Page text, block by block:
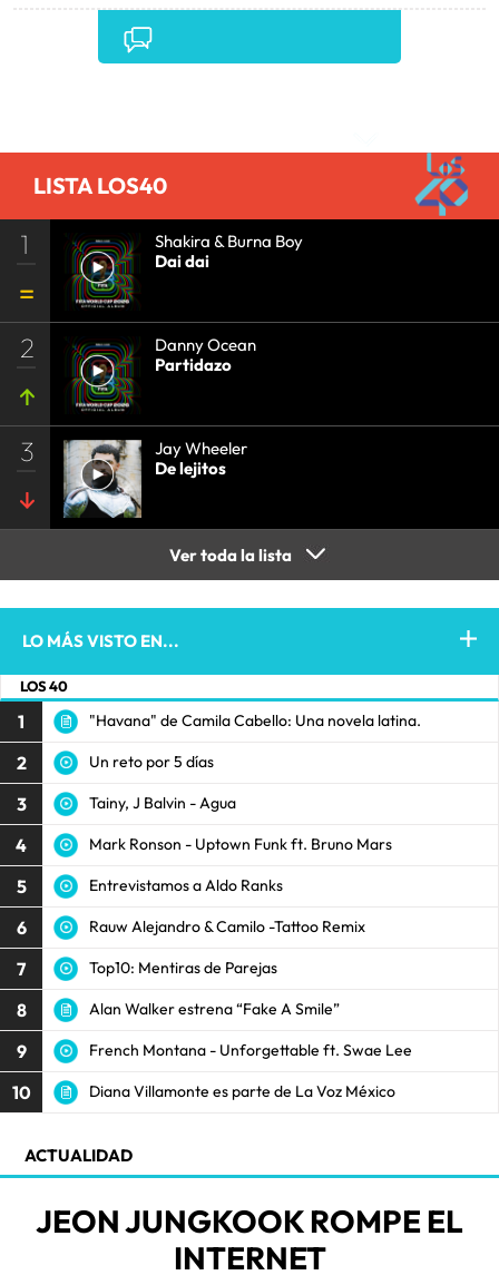
LISTA LOS40
1
Shakira & Burna Boy
Dai dai
2
Danny Ocean
Partidazo
3
Jay Wheeler
De lejitos
Ver toda la lista
LO MÁS VISTO EN...
LOS 40
1 "Havana" de Camila Cabello: Una novela latina.
2 Un reto por 5 días
3 Tainy, J Balvin - Agua
4 Mark Ronson - Uptown Funk ft. Bruno Mars
5 Entrevistamos a Aldo Ranks
6 Rauw Alejandro & Camilo -Tattoo Remix
7 Top10: Mentiras de Parejas
8 Alan Walker estrena “Fake A Smile”
9 French Montana - Unforgettable ft. Swae Lee
10 Diana Villamonte es parte de La Voz México
ACTUALIDAD
JEON JUNGKOOK ROMPE EL
INTERNET